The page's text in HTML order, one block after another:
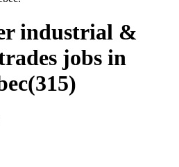
industrial &
jobs in
(315)